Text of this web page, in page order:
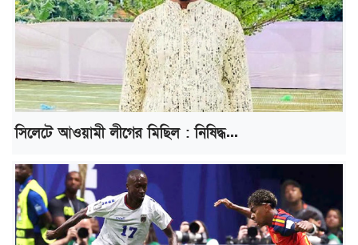
সিলেটে আওয়ামী লীগের মিছিল : নিষিদ্ধ...